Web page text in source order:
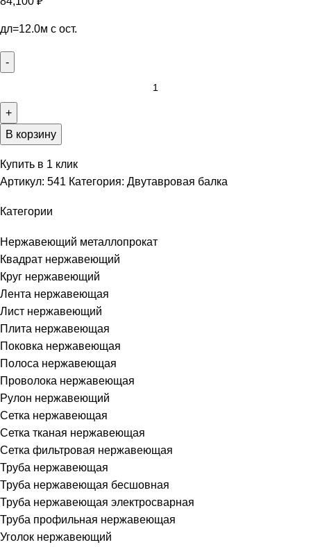
Категории
Нержавеющий металлопрокат
Квадрат нержавеющий
Круг нержавеющий
Лента нержавеющая
Лист нержавеющий
Плита нержавеющая
Поковка нержавеющая
Полоса нержавеющая
Проволока нержавеющая
Рулон нержавеющий
Сетка нержавеющая
Сетка тканая нержавеющая
Сетка фильтровая нержавеющая
Труба нержавеющая
Труба нержавеющая бесшовная
Труба нержавеющая электросварная
Труба профильная нержавеющая
Уголок нержавеющий
дл=12.0м с ост.
В корзину
Купить в 1 клик
Артикул: 541 Категория: Двутавровая балка